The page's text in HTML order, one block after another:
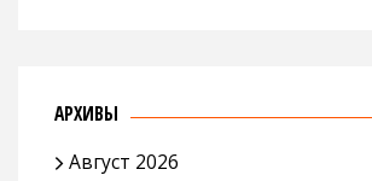
АРХИВЫ
Август 2026